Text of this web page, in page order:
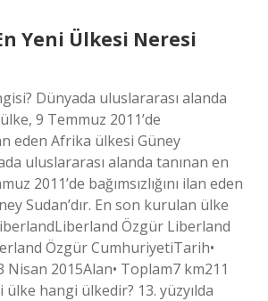
Yeni Ülkesi Neresi
Dünyada uluslararası alanda
9 Temmuz 2011’de
eden Afrika ülkesi Güney
uluslararası alanda tanınan en
2011’de bağımsızlığını ilan eden
Sudan’dır. En son kurulan ülke
Özgür Liberland
Özgür CumhuriyetiTarih•
2015Alan• Toplam7 km211
hangi ülkedir? 13. yüzyılda